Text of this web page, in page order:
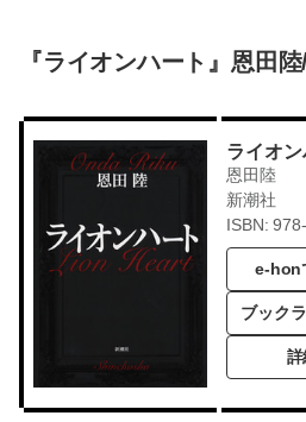
『ライオンハート』恩田
ライオン
恩田陸
新潮社
ISBN:
e-hon
ブック